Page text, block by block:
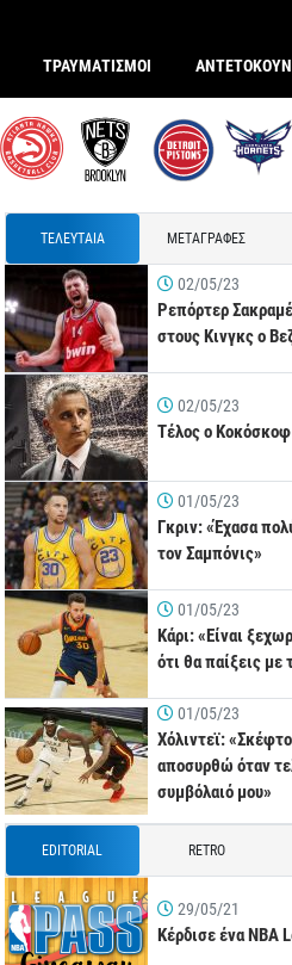
ΤΡΑΥΜΑΤΙΣΜΟΙ
ΤΕΛΕΥΤΑΙΑ ΜΕΤΑΓΡΑΦΕΣ
02/05/23
Ρεπόρτερ
στους Κινγκς ο
02/05/23
Τέλος ο
01/05/23
Γκριν: «Έχασα
τον Σαμπόνις»
01/05/23
Κάρι: «Είναι
ότι θα παίξεις με
01/05/23
Χόλιντεϊ:
αποσυρθώ όταν
συμβόλαιό μου»
EDITORIAL RETRO
29/05/21
Κέρδισε ένα NBA